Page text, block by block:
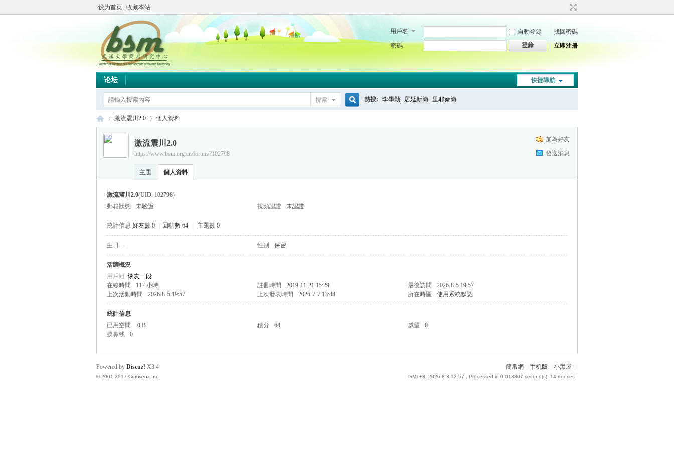
设为首页 收藏本站
用戶名 自動登錄
找回密碼
密碼
登錄 立即注册
快捷導航
论坛
搜索 熱搜: 李學勤 居延新簡 里耶秦簡
›
激流震川2.0 個人資料
加為好友
發送消息
激流震川2.0
https://www.bsm.org.cn/forum/?102798
主題 個人資料
激流震川2.0(UID: 102798)
郵箱狀態
未驗證 視頻認證 未認證
統計信息 好友數 0 回帖數 64 主題數 0
生日 - 性别 保密
活躍概況
用戶組 谈友一段
在線時間
117 小時 註冊時間 2019-11-21 15:29 最後訪問
2026-8-5 19:57
上次活動時間
2026-8-5 19:57 上次發表時間 2026-7-7 13:48 所在時區 使用系統默認
統計信息
已用空間
0 B 積分 64 威望
0
蚁鼻钱
0
簡帛網 手机版 小黑屋
GMT+8, 2026-8-8 12:57 , Processed in 0.018807 second(s), 14 queries .
Powered by Discuz! X3.4
© 2001-2017 Comsenz Inc.